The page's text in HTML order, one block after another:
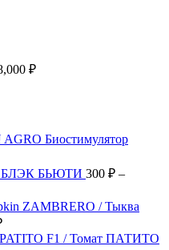
₽Диапазон
Биостимулятор
БЛЭК БЬЮТИ 300 ₽ –
ZAMBRERO / Тыква
Диапазон
цен:
PATITO F1 / Томат ПАТИТО